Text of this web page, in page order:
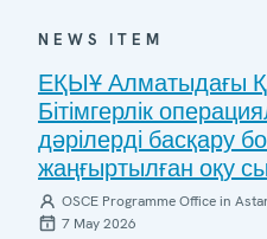
NEWS ITEM
ЕҚЫҰ Алматыдағы
Бітімгерлік
дәрілерді басқару
жаңғыртылған оқу
OSCE Programme Office in
7 May 2026